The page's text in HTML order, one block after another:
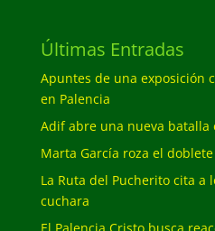
Últimas Entradas
Apuntes de una exposición
en Palencia
Adif abre una nueva batalla
Marta García roza el doblete
La Ruta del Pucherito cita a
cuchara